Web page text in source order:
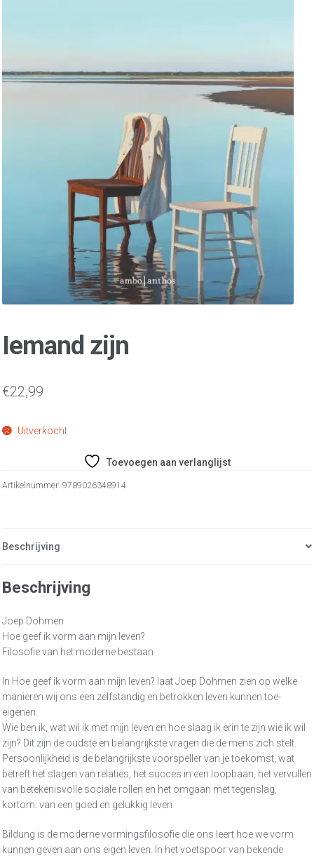
Iemand zijn
€22,99
Uitverkocht
Toevoegen aan verlanglijst
Artikelnummer: 9789026348914
Beschrijving
Beschrijving
Joep Dohmen
Hoe geef ik vorm aan mijn leven?
Filosofie van het moderne bestaan
In Hoe geef ik vorm aan mijn leven? laat Joep Dohmen zien op welke
manieren wij ons een zelfstandig en betrokken leven kunnen toe-
eigenen.
Wie ben ik, wat wil ik met mijn leven en hoe slaag ik erin te zijn wie ik wil
zijn? Dit zijn de oudste en belangrijkste vragen die de mens zich stelt.
Persoonlijkheid is de belangrijkste voorspeller van je toekomst, wat
betreft het slagen van relaties, het succes in een loopbaan, het vervullen
van betekenisvolle sociale rollen en het omgaan met tegenslag,
kortom: van een goed en gelukkig leven
Bildung is de moderne vormingsfilosofie die ons leert hoe we vorm
kunnen geven aan ons eigen leven. In het voetspoor van bekende